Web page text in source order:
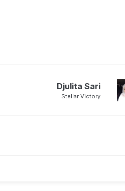
Djulita Sari
Stellar Victory